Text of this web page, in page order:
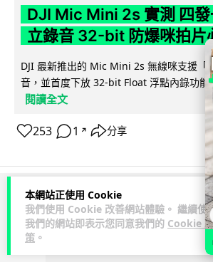
本網站正使用 Cookie
我們使用 Cookie 改善網站體驗。 繼續使
我們的網站即表示您同意我們的 Cookie
策 。
DJI Mic Mini 2s 實測 四
立錄音 32-bit 防爆咪拍片
DJI 最新推出的 Mic Mini 2s 無線咪支援「
音，並首度下放 32-bit Float 浮點內錄功能
閱讀全文
253 1 ↗ 分享
ADVERTISEMENT